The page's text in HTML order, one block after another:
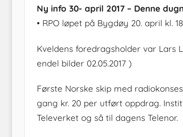
Ny info 30- april 2017 – Denne
• RPO løpet på Bygdøy 20. april kl.
Kveldens foredragsholder var Lars
endel bilder 02.05.2017 )
Første Norske skip med
gang kr. 20 per utført oppdrag.
Televerket og så til dagens Telenor.